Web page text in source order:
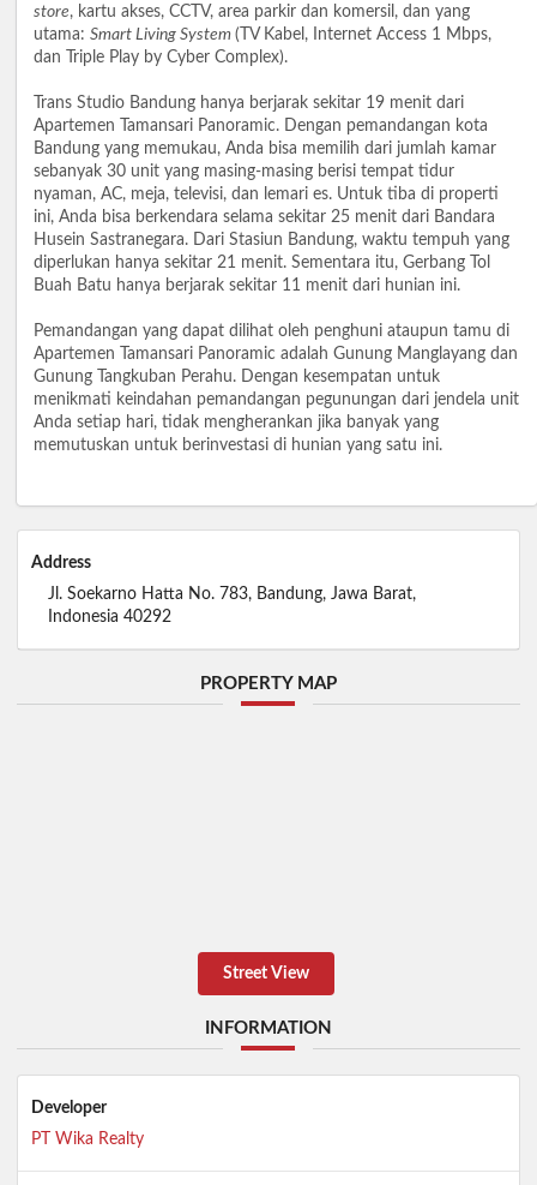
store, kartu akses, CCTV, area parkir dan komersil, dan yang
utama: Smart Living System (TV Kabel, Internet Access 1 Mbps,
dan Triple Play by Cyber Complex).
Trans Studio Bandung hanya berjarak sekitar 19 menit dari
Apartemen Tamansari Panoramic. Dengan pemandangan kota
Bandung yang memukau, Anda bisa memilih dari jumlah kamar
sebanyak 30 unit yang masing-masing berisi tempat tidur
nyaman, AC, meja, televisi, dan lemari es. Untuk tiba di properti
ini, Anda bisa berkendara selama sekitar 25 menit dari Bandara
Husein Sastranegara. Dari Stasiun Bandung, waktu tempuh yang
diperlukan hanya sekitar 21 menit. Sementara itu, Gerbang Tol
Buah Batu hanya berjarak sekitar 11 menit dari hunian ini.
Pemandangan yang dapat dilihat oleh penghuni ataupun tamu di
Apartemen Tamansari Panoramic adalah Gunung Manglayang dan
Gunung Tangkuban Perahu. Dengan kesempatan untuk
menikmati keindahan pemandangan pegunungan dari jendela unit
Anda setiap hari, tidak mengherankan jika banyak yang
memutuskan untuk berinvestasi di hunian yang satu ini.
Address
Jl. Soekarno Hatta No. 783, Bandung, Jawa Barat,
Indonesia 40292
PROPERTY MAP
Street View
INFORMATION
Developer
PT Wika Realty